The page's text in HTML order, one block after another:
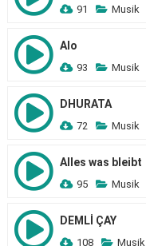
91 Musik
Alo
93 Musik
DHURATA
72 Musik
Alles was bleibt
95 Musik
DEMLİ ÇAY
108 Musik